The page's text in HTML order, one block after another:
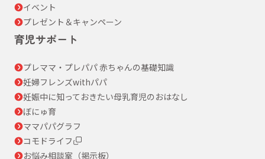
イベント
プレゼント＆キャンペーン
育児サポート
プレママ・プレパパ 赤ちゃんの基礎知識
妊婦フレンズwithパパ
妊娠中に知っておきたい母乳育児のおはなし
ぼにゅ育
ママパパグラフ
コモドライフ
お悩み相談室（掲示板）